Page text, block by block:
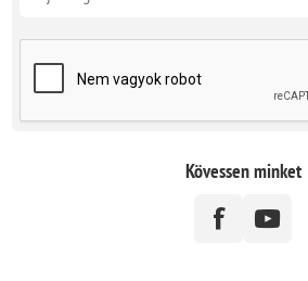
Kövessen minket